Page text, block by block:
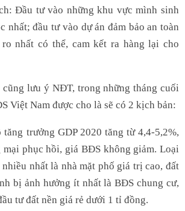
Đầu tư vào những khu vực mình sinh
nhất; đầu tư vào dự án đảm bảo an toàn
nhất có thể, cam kết ra hàng lại cho
lưu ý NĐT, trong những tháng cuối
Việt Nam được cho là sẽ có 2 kịch bản:
trưởng GDP 2020 tăng từ 4,4-5,2%,
mại phục hồi, giá BĐS không giảm. Loại
nhất là nhà mặt phố giá trị cao, đất
bị ảnh hưởng ít nhất là BĐS chung cư,
tư đất nền giá rẻ dưới 1 tỉ đồng.